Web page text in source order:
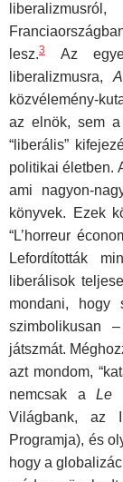
lesz.3
Az
liberalizmusra,
közvélemény-
az elnök, sem
“liberális”
politikai életben.
ami nagyon-
könyvek. Ezek
“L’horreur
Lefordították
liberálisok
mondani, hogy
szimbolikusan
játszmát.
azt mondom,
nemcsak aLe
Világbank, az
Programja), és
hogy a